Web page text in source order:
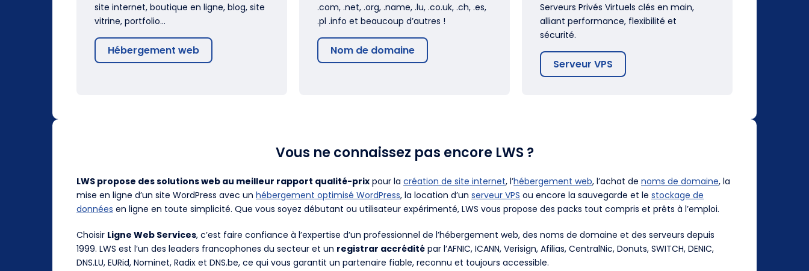
site internet, boutique en ligne, blog, site
vitrine, portfolio…
Hébergement web
.com, .net, .org, .name, .lu, .co.uk, .ch, .es,
.pl .info et beaucoup d’autres !
Nom de domaine
Serveurs Privés Virtuels clés en main,
alliant performance, flexibilité et
sécurité.
Serveur VPS
Vous ne connaissez pas encore LWS ?
LWS propose des solutions web au meilleur rapport qualité-prix pour la création de site internet, l’hébergement web, l’achat de noms de domaine, la
mise en ligne d’un site WordPress avec un hébergement optimisé WordPress, la location d’un serveur VPS ou encore la sauvegarde et le stockage de
données en ligne en toute simplicité. Que vous soyez débutant ou utilisateur expérimenté, LWS vous propose des packs tout compris et prêts à l’emploi.
Choisir Ligne Web Services, c’est faire confiance à l’expertise d’un professionnel de l’hébergement web, des noms de domaine et des serveurs depuis
1999. LWS est l’un des leaders francophones du secteur et un registrar accrédité par l’AFNIC, ICANN, Verisign, Afilias, CentralNic, Donuts, SWITCH, DENIC,
DNS.LU, EURid, Nominet, Radix et DNS.be, ce qui vous garantit un partenaire fiable, reconnu et toujours accessible.